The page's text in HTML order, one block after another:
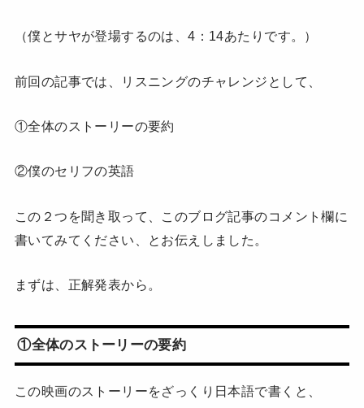
（僕とサヤが登場するのは、4：14あたりです。）
前回の記事では、リスニングのチャレンジとして、
①全体のストーリーの要約
②僕のセリフの英語
この２つを聞き取って、このブログ記事のコメント欄に
書いてみてください、とお伝えしました。
まずは、正解発表から。
①全体のストーリーの要約
この映画のストーリーをざっくり日本語で書くと、